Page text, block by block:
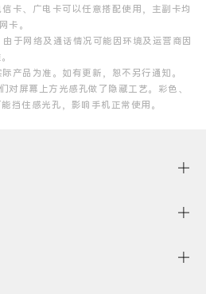
卡、广电卡可以任意搭配使用，主副卡均
卡。
于网络及通话情况可能因环境及运营商因
产品为准。如有更新，恕不另行通知。
对屏幕上方光感孔做了隐藏工艺。彩色、
挡住感光孔，影响手机正常使用。